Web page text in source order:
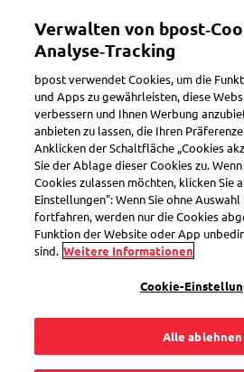
Suchen
Xlarge-Stundetarif
Artikelnummer SEL0000032689
Verwalten von
Analyse‑Tracking
bpost verwendet Cookies, um die
und Apps zu gewährleisten, diese
verbessern und Ihnen Werbung
anbieten zu lassen, die Ihren
Anklicken der Schaltfläche „Cookies
Sie der Ablage dieser Cookies zu.
Cookies zulassen möchten, klicken Sie
Einstellungen": Wenn Sie ohne
fortfahren, werden nur die Cookies
Funktion der Website oder App
sind. Weitere Informationen
Cookie-
Alle ablehnen